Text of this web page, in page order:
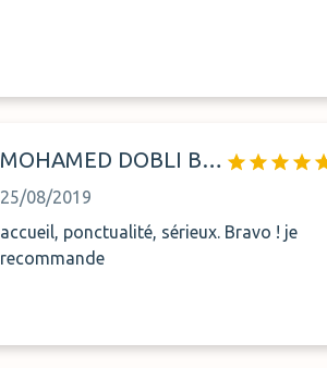
MOHAMED DOBLI BENNANI
25/08/2019
accueil, ponctualité, sérieux. Bravo ! je
recommande